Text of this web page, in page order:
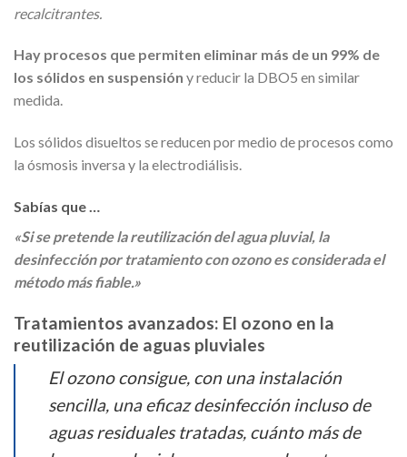
recalcitrantes.
Hay procesos que permiten eliminar más de un 99% de
los sólidos en suspensión y reducir la DBO5 en similar
medida.
Los sólidos disueltos se reducen por medio de procesos como
la ósmosis inversa y la electrodiálisis.
Sabías que …
«Si se pretende la reutilización del agua pluvial, la
desinfección por tratamiento con ozono es considerada el
método más fiable.»
Tratamientos avanzados: El ozono en la
reutilización de aguas pluviales
El ozono consigue, con una instalación
sencilla, una eficaz desinfección incluso de
aguas residuales tratadas, cuánto más de